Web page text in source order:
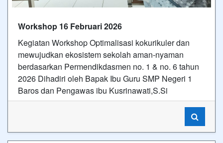
Workshop 16 Februari 2026
Kegiatan Workshop Optimalisasi kokurikuler dan
mewujudkan ekosistem sekolah aman-nyaman
berdasarkan Permendikdasmen no. 1 & no. 6 tahun
2026 Dihadiri oleh Bapak Ibu Guru SMP Negeri 1
Baros dan Pengawas ibu Kusrinawati,S.Si